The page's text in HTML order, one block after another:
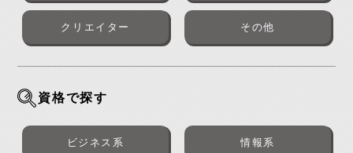
クリエイター その他
資格で探す
ビジネス系 情報系